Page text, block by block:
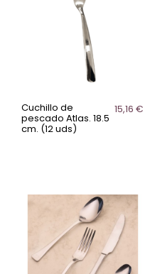
Cuchillo de
pescado Atlas. 18.5
cm. (12 uds)
15,16 €